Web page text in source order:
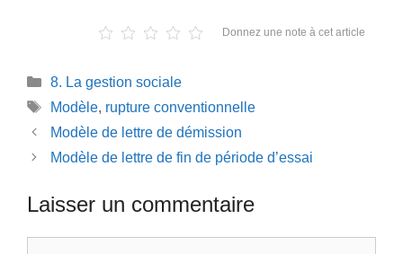
Donnez une note à cet article
Catégories
8. La gestion sociale
Étiquettes
Modèle, rupture conventionnelle
Modèle de lettre de démission
Modèle de lettre de fin de période d’essai
Laisser un commentaire